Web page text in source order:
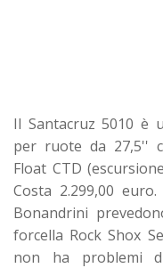
Il Santacruz 5010 è
per ruote da 27,5''
Float CTD
Costa 2.299,00
Bonandrini
forcella Rock Shox
non ha problemi